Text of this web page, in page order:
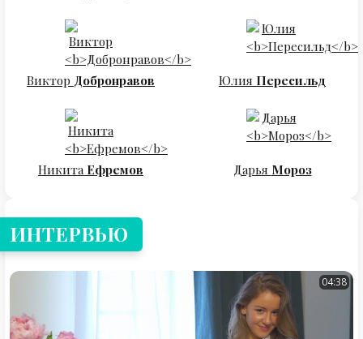
Виктор Добронравов Юлия Пересильд
Никита Ефремов Дарья Мороз
ИНТЕРВЬЮ
04:38